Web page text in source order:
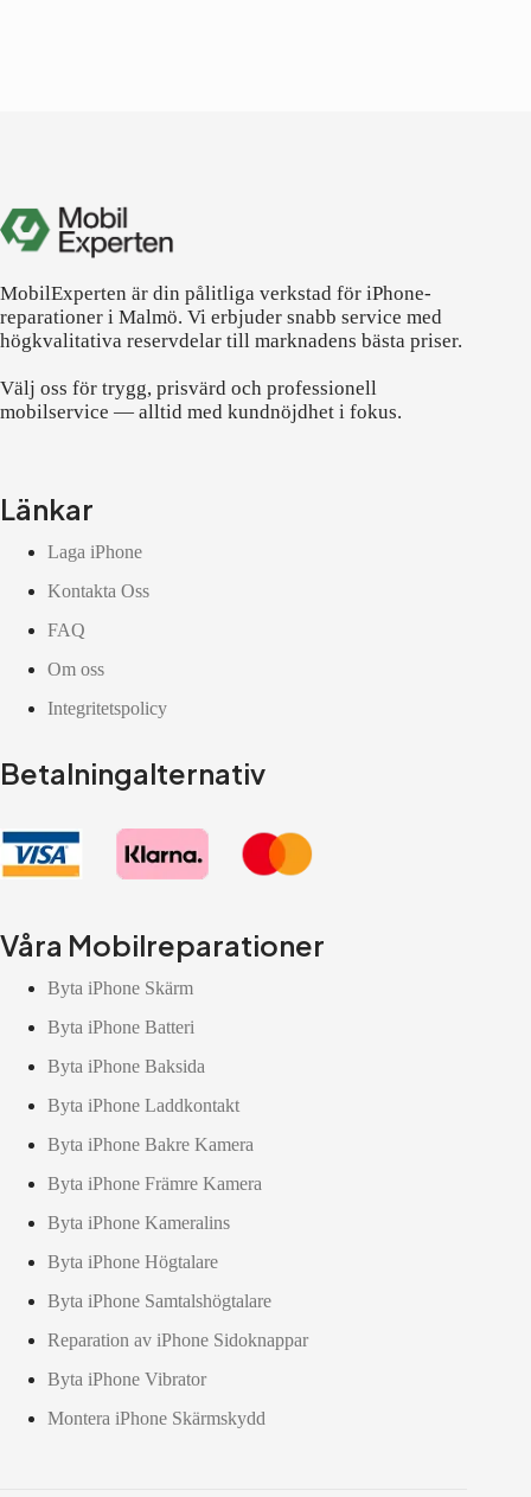
MobilExperten är din pålitliga verkstad för iPhone-
reparationer i Malmö. Vi erbjuder snabb service med
högkvalitativa reservdelar till marknadens bästa priser.
Välj oss för trygg, prisvärd och professionell
mobilservice — alltid med kundnöjdhet i fokus.
Länkar
Laga iPhone
Kontakta Oss
FAQ
Om oss
Integritetspolicy
Betalningalternativ
Våra Mobilreparationer
Byta iPhone Skärm
Byta iPhone Batteri
Byta iPhone Baksida
Byta iPhone Laddkontakt
Byta iPhone Bakre Kamera
Byta iPhone Främre Kamera
Byta iPhone Kameralins
Byta iPhone Högtalare
Byta iPhone Samtalshögtalare
Reparation av iPhone Sidoknappar
Byta iPhone Vibrator
Montera iPhone Skärmskydd